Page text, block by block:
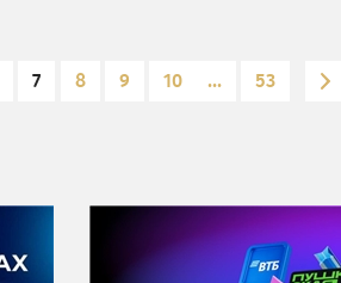
7 8 9 10 ... 53